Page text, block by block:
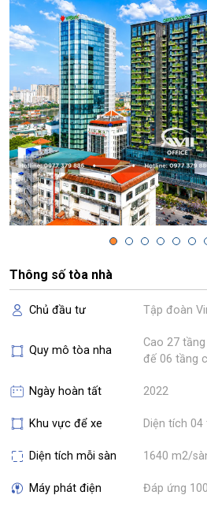
Thông số tòa nhà
Chủ đầu tư Tập đoàn
Quy mô tòa nha
Cao 27
đế 06 tầng
Ngày hoàn tất 2022
Khu vực để xe Diện tích
Diện tích mỗi sàn 1640 m2/
Máy phát điện Đáp ứng